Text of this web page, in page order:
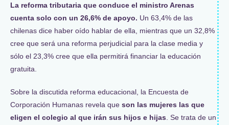
La reforma tributaria que conduce el ministro Arenas
cuenta solo con un 26,6% de apoyo. Un 63,4% de las
chilenas dice haber oído hablar de ella, mientras que un 32,8%
cree que será una reforma perjudicial para la clase media y
sólo el 23,3% cree que ella permitirá financiar la educación
gratuita.
Sobre la discutida reforma educacional, la Encuesta de
Corporación Humanas revela que son las mujeres las que
eligen el colegio al que irán sus hijos e hijas . Se trata de un